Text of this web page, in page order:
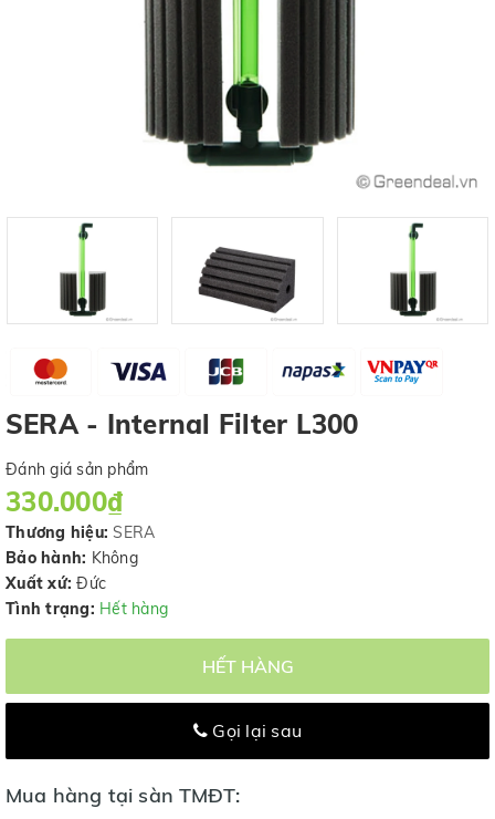
SERA - Internal Filter L300
Đánh giá sản phẩm
330.000₫
Thương hiệu: SERA
Bảo hành: Không
Xuất xứ: Đức
Tình trạng: Hết hàng
HẾT HÀNG
Gọi lại sau
Mua hàng tại sàn TMĐT: